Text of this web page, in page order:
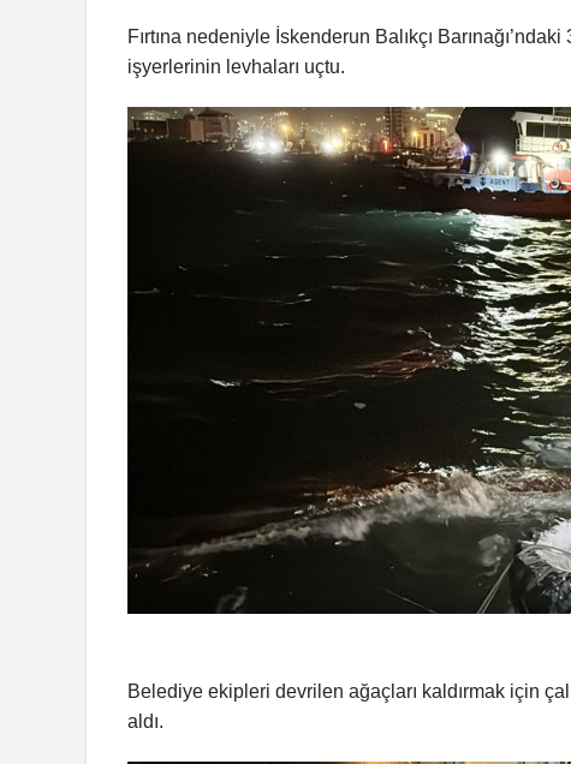
Fırtına nedeniyle İskenderun Balıkçı
işyerlerinin levhaları uçtu.
Belediye ekipleri devrilen ağaçları kaldırmak için
aldı.